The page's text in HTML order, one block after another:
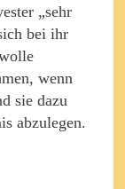
„sehr
bei ihr
wenn
sie dazu
abzulegen.